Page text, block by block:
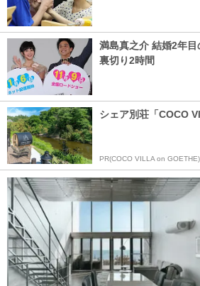
満島真之介 結婚2年
裏切り2時間
シェア別荘「COCO
PR(COCO VILLA on GOETHE)